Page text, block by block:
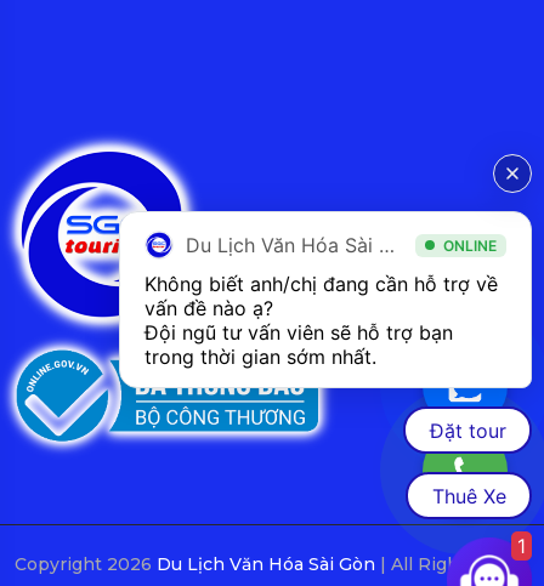
Copyright 2026 Du Lịch Văn Hóa Sài Gòn
| All Rights
Du Lịch Văn Hóa Sài Gòn ONLINE
Không biết anh/chị đang cần hỗ trợ về
vấn đề nào ạ?
Đội ngũ tư vấn viên sẽ hỗ trợ bạn
trong thời gian sớm nhất.
Đặt tour
Thuê Xe
1